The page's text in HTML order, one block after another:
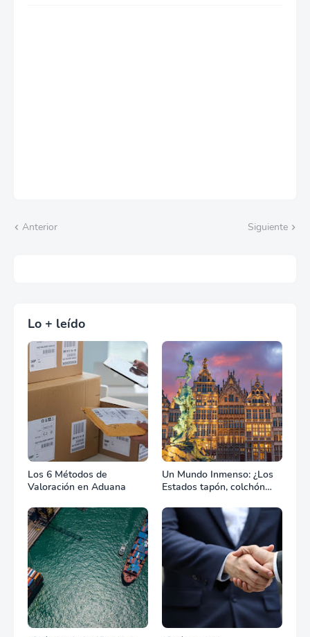
Anterior Siguiente
Lo + leído
Los 6 Métodos de
Valoración en Aduana
Un Mundo Inmenso: ¿Los
Estados tapón, colchón
combate?